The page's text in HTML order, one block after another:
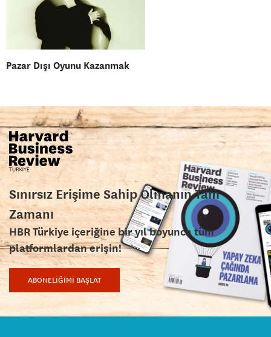
Pazar Dışı Oyunu Kazanmak
Sınırsız Erişime Sahip Olmanın Tam
Zamanı
HBR Türkiye içeriğine bir yıl boyunca tüm
platformlardan erişin!
ABONELİĞİMİ BAŞLAT